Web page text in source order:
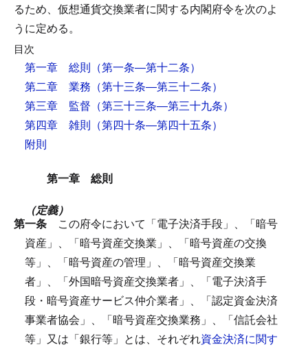
るため、仮想通貨交換業者に関する内閣府令を次のよ
うに定める。
目次
第一章 総則 （第一条―第十二条）
第二章 業務 （第十三条―第三十二条）
第三章 監督 （第三十三条―第三十九条）
第四章 雑則 （第四十条―第四十五条）
附則
第一章 総則
（定義）
第一条 この府令において「電子決済手段」、「暗号
資産」、「暗号資産交換業」、「暗号資産の交換
等」、「暗号資産の管理」、「暗号資産交換業
者」、「外国暗号資産交換業者」、「電子決済手
段・暗号資産サービス仲介業者」、「認定資金決済
事業者協会」、「暗号資産交換業務」、「信託会社
等」又は「銀行等」とは、それぞれ資金決済に関す